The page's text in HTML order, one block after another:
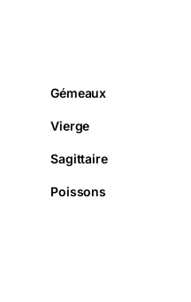
Gémeaux
Vierge
Sagittaire
Poissons